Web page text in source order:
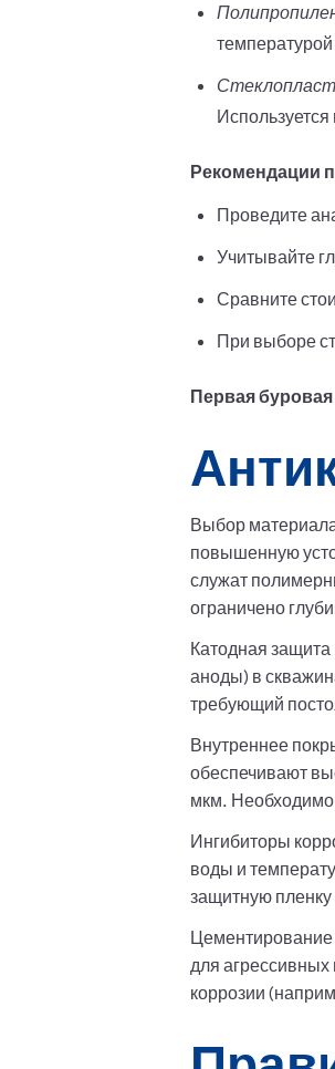
Рекомендации
Проведите
Учитывайте
Сравните
При выборе
Первая
Выбор
повышенную
служат
ограничено
Катодная
аноды) в
требующий
Внутреннее
обеспечивают
мкм. Необходимо
Ингибиторы
воды и
защитную пленку
Цементирование
для
коррозии